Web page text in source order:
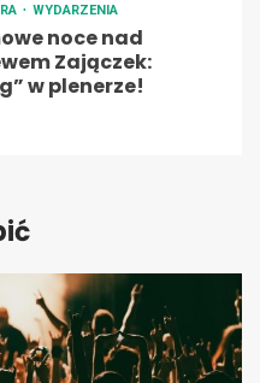
WYDARZENIA
noce nad
Zajączek:
w plenerze!